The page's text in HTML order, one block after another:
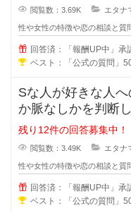
閲覧数：3.69K エタナ
性や女性の特徴や恋の相談と質
回答済：「報酬UP中」承
ベスト：「公式の質問」
Sな人が好きな人
か脈なしかを判断
考えで好きな人へ
残り12件の回答募集中！
閲覧数：3.49K エタナ
性や女性の特徴や恋の相談と質
回答済：「報酬UP中」承
ベスト：「公式の質問」